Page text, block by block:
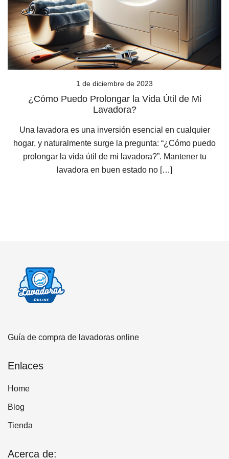
1 de diciembre de 2023
¿Cómo Puedo Prolongar la Vida Útil de Mi
Lavadora?
Una lavadora es una inversión esencial en cualquier
hogar, y naturalmente surge la pregunta: “¿Cómo puedo
prolongar la vida útil de mi lavadora?”. Mantener tu
lavadora en buen estado no […]
Guía de compra de lavadoras online
Enlaces
Home
Blog
Tienda
Acerca de: